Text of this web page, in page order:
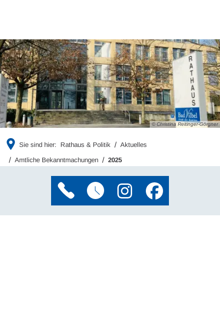
© Christina Reitinger-Görgner
Sie sind hier: Rathaus & Politik Aktuelles
Amtliche Bekanntmachungen 2025